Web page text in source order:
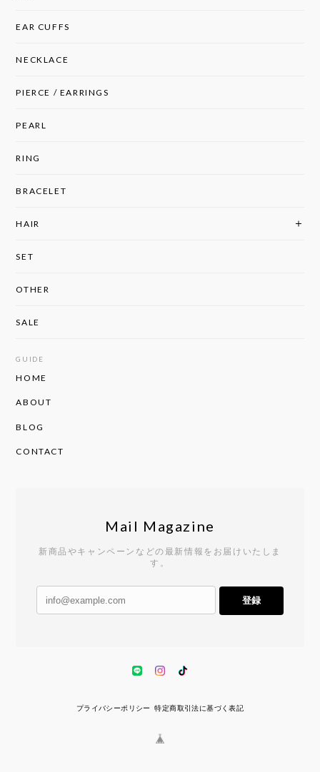
EAR CUFFS
NECKLACE
PIERCE / EARRINGS
PEARL
RING
BRACELET
HAIR
SET
OTHER
SALE
GUIDE
HOME
ABOUT
BLOG
CONTACT
Mail Magazine
新商品やキャンペーンなどの最新情報をお届けいたしま
す。
登録
プライバシーポリシー 特定商取引法に基づく表記